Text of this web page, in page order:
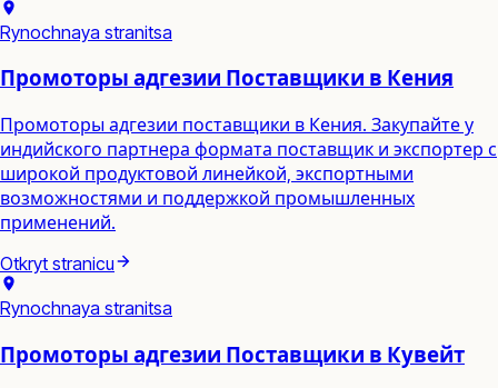
Rynochnaya stranitsa
Промоторы адгезии Поставщики в Кения
Промоторы адгезии поставщики в Кения. Закупайте у
индийского партнера формата поставщик и экспортер с
широкой продуктовой линейкой, экспортными
возможностями и поддержкой промышленных
применений.
Otkryt stranicu
Rynochnaya stranitsa
Промоторы адгезии Поставщики в Кувейт